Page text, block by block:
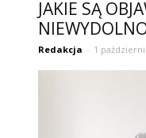
JAKIE SĄ
Redakcja - 1